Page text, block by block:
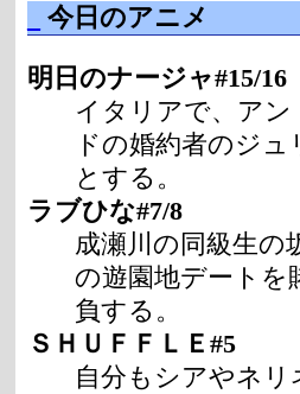
今日のアニメ
明日のナージャ#15/16
イタリアで、ア
ドの婚約者のジ
とする。
ラブひな#7/8
成瀬川の同級生の
の遊園地デートを
負する。
ＳＨＵＦＦＬＥ#5
自分もシアやネ